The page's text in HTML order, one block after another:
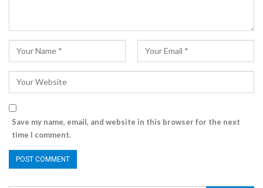
Save my name, email, and website in this browser for the next
time I comment.